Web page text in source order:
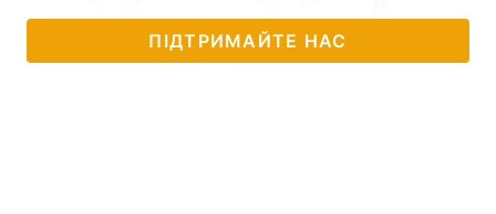
ПІДТРИМАЙТЕ НАС